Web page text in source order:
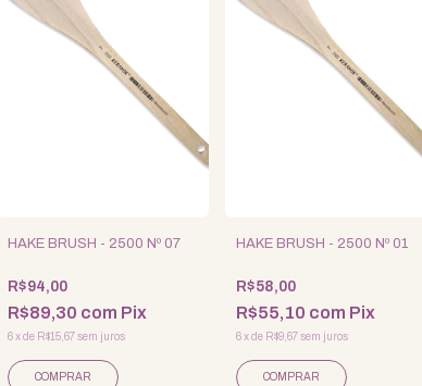
HAKE BRUSH - 2500 Nº 07
R$94,00
R$89,30 com Pix
6xde R$15,67sem juros
HAKE BRUSH - 2500 Nº 01
R$58,00
R$55,10 com Pix
6 xde R$9,67 sem juros